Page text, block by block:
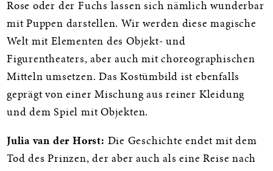
Rose oder der Fuchs lassen sich nämlich wunderbar
mit Puppen darstellen. Wir werden diese magische
Welt mit Elementen des Objekt- und
Figurentheaters, aber auch mit choreographischen
Mitteln umsetzen. Das Kostümbild ist ebenfalls
geprägt von einer Mischung aus reiner Kleidung
und dem Spiel mit Objekten.
Julia van der Horst: Die Geschichte endet mit dem
Tod des Prinzen, der aber auch als eine Reise nach